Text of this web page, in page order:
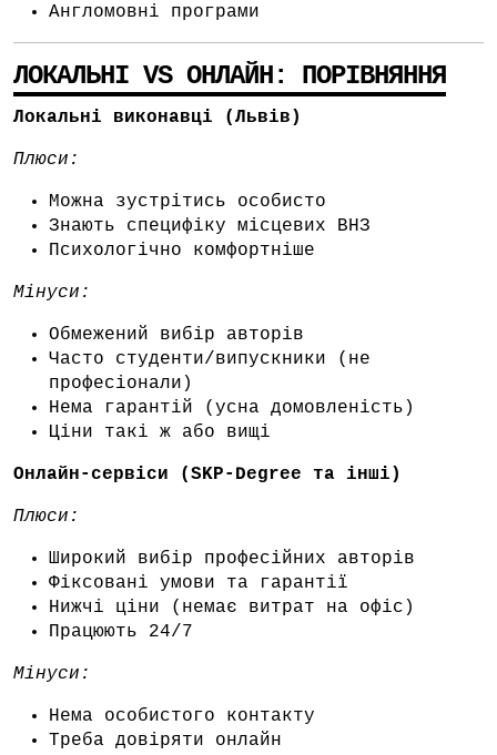
Англомовні програми
ЛОКАЛЬНІ VS ОНЛАЙН: ПОРІВНЯННЯ
Локальні виконавці (Львів)
Плюси:
Можна зустрітись особисто
Знають специфіку місцевих ВНЗ
Психологічно комфортніше
Мінуси:
Обмежений вибір авторів
Часто студенти/випускники (не
професіонали)
Нема гарантій (усна домовленість)
Ціни такі ж або вищі
Онлайн-сервіси (SKP-Degree та інші)
Плюси:
Широкий вибір професійних авторів
Фіксовані умови та гарантії
Нижчі ціни (немає витрат на офіс)
Працюють 24/7
Мінуси:
Нема особистого контакту
Треба довіряти онлайн